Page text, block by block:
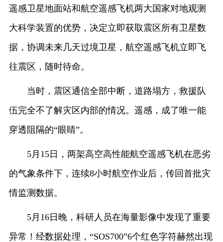
遥感卫星地面站和航空遥感飞机两大国家对地观测
大科学装置的优势，决定立即获取震区所有卫星数
据，协调未来几天过境卫星，航空遥感飞机立即飞
往震区，随时待命。
当时，震区通信全部中断，道路塌方，救援队
伍完全不了解灾区内部的情况。遥感，成了唯一能
穿透阻隔的“眼睛”。
5月15日，两架高空高性能航空遥感飞机在恶劣
的气象条件下，连续8小时航空作业后，传回首批灾
情监测数据。
5月16日晚，科研人员在海量影像中发现了重要
异常！经数据处理，“SOS700”6个红色字符赫然出现